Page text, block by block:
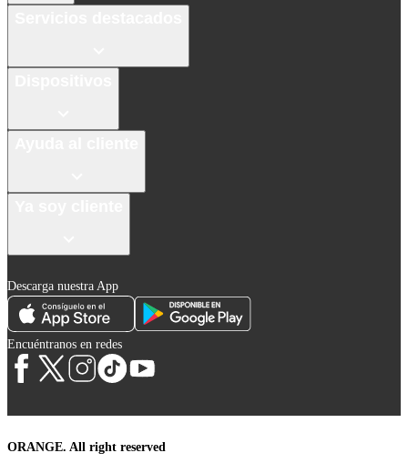
Descarga nuestra App
Encuéntranos en redes
ORANGE. All right reserved